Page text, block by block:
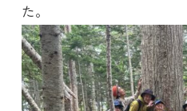
た。